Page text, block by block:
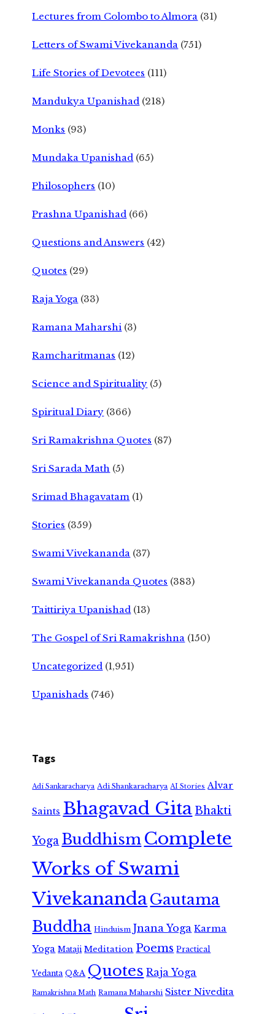
Lectures from Colombo to Almora (31)
Letters of Swami Vivekananda (751)
Life Stories of Devotees (111)
Mandukya Upanishad (218)
Monks (93)
Mundaka Upanishad (65)
Philosophers (10)
Prashna Upanishad (66)
Questions and Answers (42)
Quotes (29)
Raja Yoga (33)
Ramana Maharshi (3)
Ramcharitmanas (12)
Science and Spirituality (5)
Spiritual Diary (366)
Sri Ramakrishna Quotes (87)
Sri Sarada Math (5)
Srimad Bhagavatam (1)
Stories (359)
Swami Vivekananda (37)
Swami Vivekananda Quotes (383)
Taittiriya Upanishad (13)
The Gospel of Sri Ramakrishna (150)
Uncategorized (1,951)
Upanishads (746)
Tags
Adi Sankaracharya Adi Shankaracharya AI Stories Alvar
Saints Bhagavad GitaBhakti
Yoga Buddhism Complete
Works of Swami
VivekanandaGautama
Buddha Hinduism Jnana Yoga Karma
Yoga Mataji Meditation Poems Practical
Vedanta Q&A Quotes Raja Yoga
Ramakrishna Math Ramana Maharshi Sister Nivedita